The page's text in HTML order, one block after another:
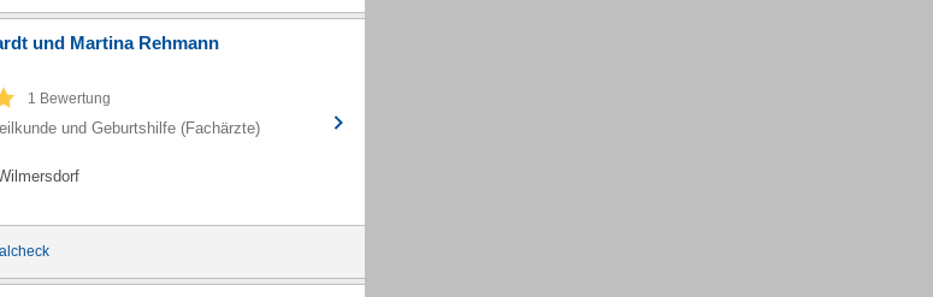
und Martina Rehmann
1 Bewertung
und Geburtshilfe (Fachärzte)